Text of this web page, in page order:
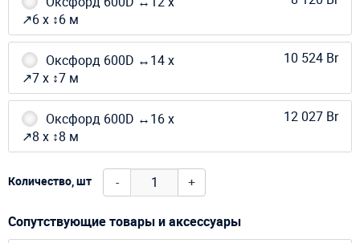
↗6 х ↕6 м
Оксфорд 600D ↔14 х
↗7 х ↕7 м
10 524 Br
Оксфорд 600D ↔16 х
↗8 х ↕8 м
12 027 Br
Количество, шт - +
Сопутствующие товары и аксессуары